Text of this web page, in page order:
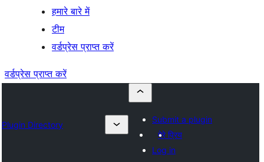
हमारे बारे में
टीम
वर्डप्रेस प्राप्त करें
वर्डप्रेस प्राप्त करें
Plugin Directory
Submit a plugin
मेरे प्रिय
Log in